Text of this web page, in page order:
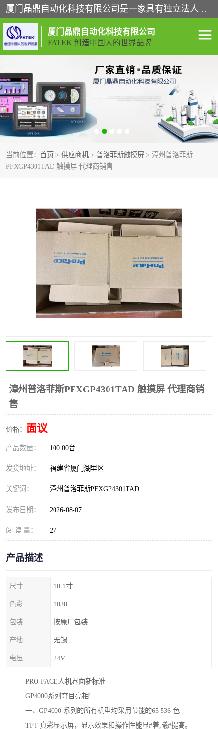
厦门晶鼎自动化科技有限公司是一家具有独立法人资格的高新技术企业；代理销售的产品有台湾威纶触摸屏，魏德米勒全系列，永宏触摸屏,威纶触摸屏,台湾威纶weinview触摸屏,台湾永宏PLC，FATEK,永宏伺服,图儿克总线，施耐德，欧姆龙，西门子，富士变频，K&N蓝系列， BUSSMANN，松下变频器，丹佛斯变频器等。
厦门晶鼎自动化科技有限公司
FATEK 创造中国人的世界品牌
当前位置： 首页 > 供应商机 > 普洛菲斯触摸屏 > 漳州普洛菲斯
PFXGP4301TAD 触摸屏 代理商销售
漳州普洛菲斯PFXGP4301TAD 触摸屏 代理商销
售
价格： 面议
产品数量： 100.00台
发货地址： 福建省厦门湖里区
关键词： 漳州普洛菲斯PFXGP4301TAD
发布日期： 2026-08-07
阅 读 量： 27
产品描述
尺寸 10.1寸
色彩 1038
包装 按原厂包装
产地 无锡
电压 24V
PRO-FACE人机界面新标准
GP4000系列夺目亮相!
一、GP4000 系列的所有机型均采用节能的65 536 色
TFT 真彩显示屏，显示效果和操作性能显#着,曦#提高。
闽台永宏PLC WEINVIEW闽台威纶触摸
正弦变频器正弦伺服 魏德米勒接线端子
ABB电流开关 魏德米勒电源
丹佛斯变频器 MOXA通讯模块
其他
魏德米勒继电器 施迈赛限位开关